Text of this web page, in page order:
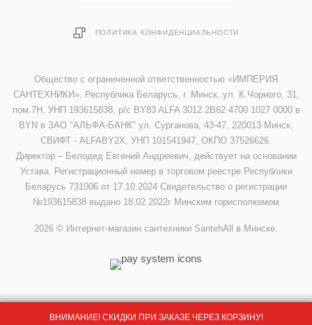
ПОЛИТИКА КОНФИДЕНЦИАЛЬНОСТИ
Общество с ограниченной ответственностью «ИМПЕРИЯ
САНТЕХНИКИ». Республика Беларусь, г. Минск, ул. К.Чорного, 31,
пом.7Н. УНП 193615838, р/с BY83 ALFA 3012 2B62 4700 1027 0000 в
BYN в ЗАО "АЛЬФА-БАНК" ул. Сурганова, 43-47, 220013 Минск,
СВИФТ - ALFABY2X, УНП 101541947, ОКПО 37526626.
Директор – Белодед Евгений Андреевич, действует на основании
Устава. Регистрационный номер в торговом реестре Республики
Беларусь 731006 от 17.10.2024 Свидетельство о регистрации
№193615838 выдано 18.02.2022г Минским горисполкомом
2026 © Интернет-магазин сантехники SantehAll в Минске.
ВНИМАНИЕ! СКИДКИ ПРИ ЗАКАЗЕ ЧЕРЕЗ КОРЗИНУ!